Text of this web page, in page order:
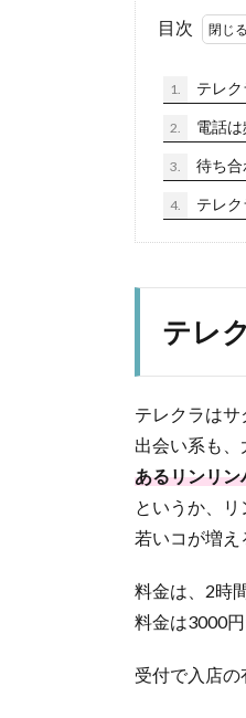
目次
1. テレ
2. 電話
3. 待ち
4. テレ
テレ
テレクラはサ
出会い系も
あるリンリン
というか、
若いコが増え
料金は、2時
料金は3000
受付で入店の